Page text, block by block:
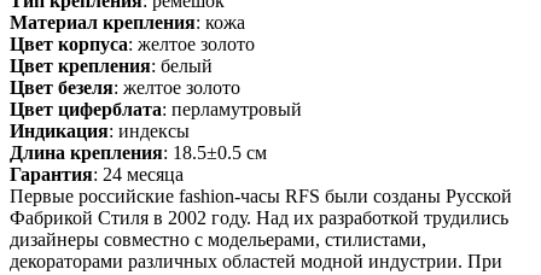
Материал крепления: кожа
Цвет корпуса: желтое золото
Цвет крепления: белый
Цвет безеля: желтое золото
Цвет циферблата: перламутровый
Индикация: индексы
Длина крепления: 18.5±0.5 см
Гарантия: 24 месяца
Первые российские fashion-часы RFS были созданы Русской
Фабрикой Стиля в 2002 году. Над их разработкой трудились
дизайнеры совместно с модельерами, стилистами,
декораторами различных областей модной индустрии. При